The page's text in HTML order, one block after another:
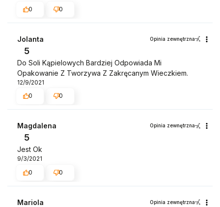
0
0
Jolanta Opinia zewnętrzna
5
Do Soli Kąpielowych Bardziej Odpowiada Mi
Opakowanie Z Tworzywa Z Zakręcanym Wieczkiem.
12/9/2021
0
0
Magdalena Opinia zewnętrzna
5
Jest Ok
9/3/2021
0
0
Mariola Opinia zewnętrzna